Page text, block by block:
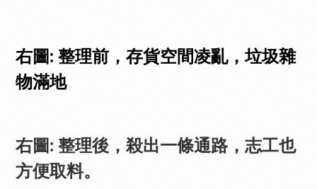
右圖: 整理前，存貨空間凌亂，垃圾雜
物滿地
右圖: 整理後，殺出一條通路，志工也
方便取料。